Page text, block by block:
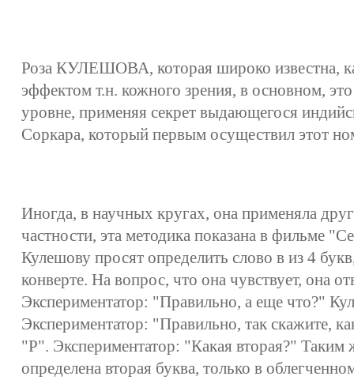
Роза КУЛЕШОВА, которая широко известна,
эффектом т.н. кожного зрения, в основном,
уровне, применяя секрет выдающегося
Соркара, который первым осуществил этот
Иногда, в научных кругах, она применяла
частности, эта методика показана в фильме
Кулешову просят определить слово в из 4
конверте. На вопрос, что она чувствует, она
Экспериментатор: "Правильно, а еще что?"
Экспериментатор: "Правильно, так скажите,
"Р". Экспериментатор: "Какая вторая?" Таким
определена вторая буква, только в